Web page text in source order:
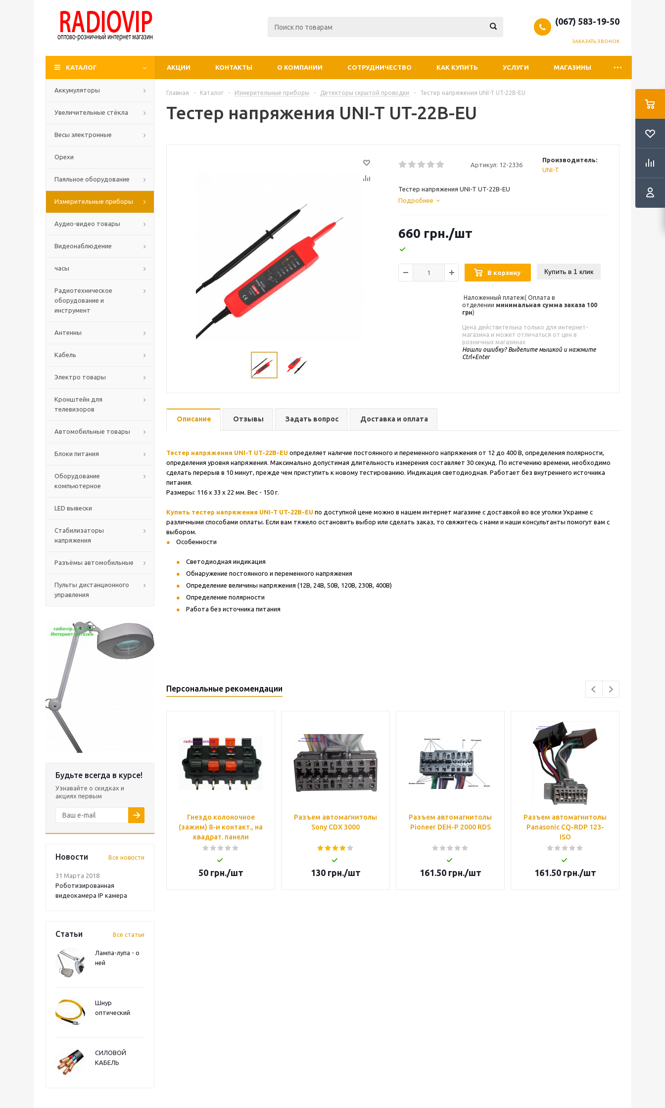
(067) 583-19-50
ЗАКАЗАТЬ ЗВОНОК
КАТАЛОГ АКЦИИ КОНТАКТЫ О КОМПАНИИ СОТРУДНИЧЕСТВО КАК КУПИТЬ УСЛУГИ МАГАЗИНЫ
Аккумуляторы
Увеличительные стёкла
Весы электронные
Орехи
Паяльное оборудование
Измерительные приборы
Аудио-видео товары
Видеонаблюдение
часы
Радиотехническое
оборудование и
инструмент
Антенны
Кабель
Электро товары
Кронштейн для
телевизоров
Автомобильные товары
Блоки питания
Оборудование
компьютерное
LED вывески
Стабилизаторы
напряжения
Разъёмы автомобильные
Пульты дистанционного
управления
Будьте всегда в курсе!
Узнавайте о скидках и
акциях первым
Новости Все новости
31 Марта 2018
Роботизированная
видеокамера IP камера
Статьи Все статьи
Лампа-лупа - о
ней
Шнур
оптический
СИЛОВОЙ
КАБЕЛЬ
Главная - Каталог - Измерительные приборы - Детекторы скрытой проводки - Тестер напряжения UNI-T UT-22B-EU
Тестер напряжения UNI-T UT-22B-EU
Артикул: 12-2336
Производитель:
UNI-T
Тестер напряжения UNI-T UT-22B-EU
Подробнее
660 грн./шт
В корзину Купить в 1 клик
Наложенный платеж( Оплата в
отделении минимальная сумма заказа 100
грн)
Цена действительна только для интернет-
магазина и может отличаться от цен в
розничных магазинах
Нашли ошибку? Выделите мышкой и нажмите
Ctrl+Enter
Описание Отзывы Задать вопрос Доставка и оплата
Тестер напряжения UNI-T UT-22B-EU определяет наличие постоянного и переменного напряжения от 12 до 400 В, определения полярности,
определения уровня напряжения. Максимально допустимая длительность измерения составляет 30 секунд. По истечению времени, необходимо
сделать перерыв в 10 минут, прежде чем приступить к новому тестированию. Индикация светодиодная. Работает без внутреннего источника
питания.
Размеры: 116 x 33 x 22 мм. Вес - 150 г.
Купить тестер напряжения UNI-T UT-22B-EU по доступной цене можно в нашем интернет магазине с доставкой во все уголки Украине с
различными способами оплаты. Если вам тяжело остановить выбор или сделать заказ, то свяжитесь с нами и наши консультанты помогут вам с
выбором.
Особенности
Светодиодная индикация
Обнаружение постоянного и переменного напряжения
Определение величины напряжения (12В, 24В, 50В, 120В, 230В, 400В)
Определение полярности
Работа без источника питания
Персональные рекомендации
Гнездо колоночное
(зажим) 8-и контакт., на
квадрат. панели
50грн./шт
Разъем автомагнитолы
Sony CDX 3000
130грн./шт
Разъем автомагнитолы
Pioneer DEH-P 2000 RDS
161.50грн./шт
Разъем автомагнитолы
Panasonic CQ-RDP 123-
ISO
161.50грн./шт